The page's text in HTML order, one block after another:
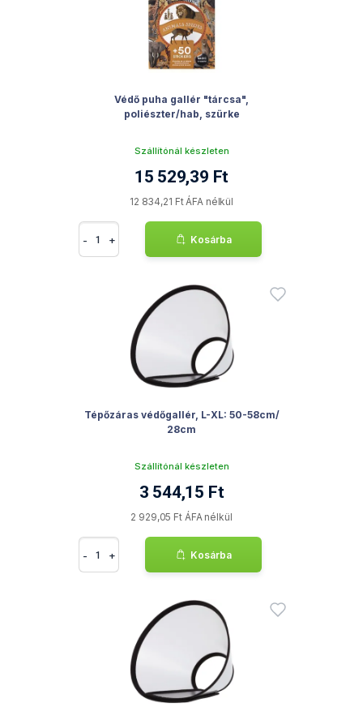
Védő puha gallér "tárcsa",
poliészter/hab, szürke
Szállítónál készleten
15 529,39 Ft
12 834,21 Ft ÁFA nélkül
- + Kosárba
Tépőzáras védőgallér, L-XL: 50-58cm/
28cm
Szállítónál készleten
3 544,15 Ft
2 929,05 Ft ÁFA nélkül
- + Kosárba